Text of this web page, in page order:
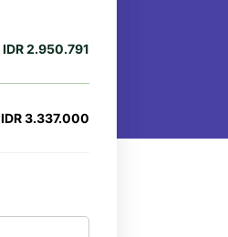
IDR 2.950.791
IDR 3.337.000